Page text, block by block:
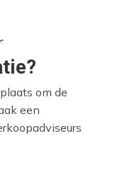
om de
een